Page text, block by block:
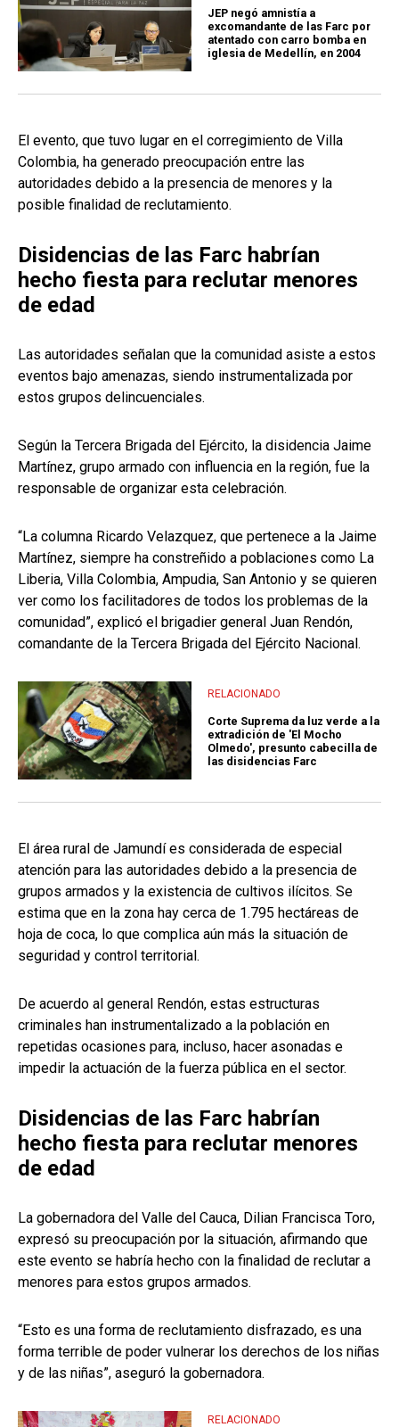
JEP negó amnistía a
excomandante de las Farc por
atentado con carro bomba en
iglesia de Medellín, en 2004
El evento, que tuvo lugar en el corregimiento de Villa
Colombia, ha generado preocupación entre las
autoridades debido a la presencia de menores y la
posible finalidad de reclutamiento.
Disidencias de las Farc habrían
hecho fiesta para reclutar menores
de edad
Las autoridades señalan que la comunidad asiste a estos
eventos bajo amenazas, siendo instrumentalizada por
estos grupos delincuenciales.
Según la Tercera Brigada del Ejército, la disidencia Jaime
Martínez, grupo armado con influencia en la región, fue la
responsable de organizar esta celebración.
“La columna Ricardo Velazquez, que pertenece a la Jaime
Martínez, siempre ha constreñido a poblaciones como La
Liberia, Villa Colombia, Ampudia, San Antonio y se quieren
ver como los facilitadores de todos los problemas de la
comunidad”, explicó el brigadier general Juan Rendón,
comandante de la Tercera Brigada del Ejército Nacional.
RELACIONADO
Corte Suprema da luz verde a la
extradición de 'El Mocho
Olmedo', presunto cabecilla de
las disidencias Farc
El área rural de Jamundí es considerada de especial
atención para las autoridades debido a la presencia de
grupos armados y la existencia de cultivos ilícitos. Se
estima que en la zona hay cerca de 1.795 hectáreas de
hoja de coca, lo que complica aún más la situación de
seguridad y control territorial.
De acuerdo al general Rendón, estas estructuras
criminales han instrumentalizado a la población en
repetidas ocasiones para, incluso, hacer asonadas e
impedir la actuación de la fuerza pública en el sector.
Disidencias de las Farc habrían
hecho fiesta para reclutar menores
de edad
La gobernadora del Valle del Cauca, Dilian Francisca Toro,
expresó su preocupación por la situación, afirmando que
este evento se habría hecho con la finalidad de reclutar a
menores para estos grupos armados.
“Esto es una forma de reclutamiento disfrazado, es una
forma terrible de poder vulnerar los derechos de los niñas
y de las niñas”, aseguró la gobernadora.
RELACIONADO